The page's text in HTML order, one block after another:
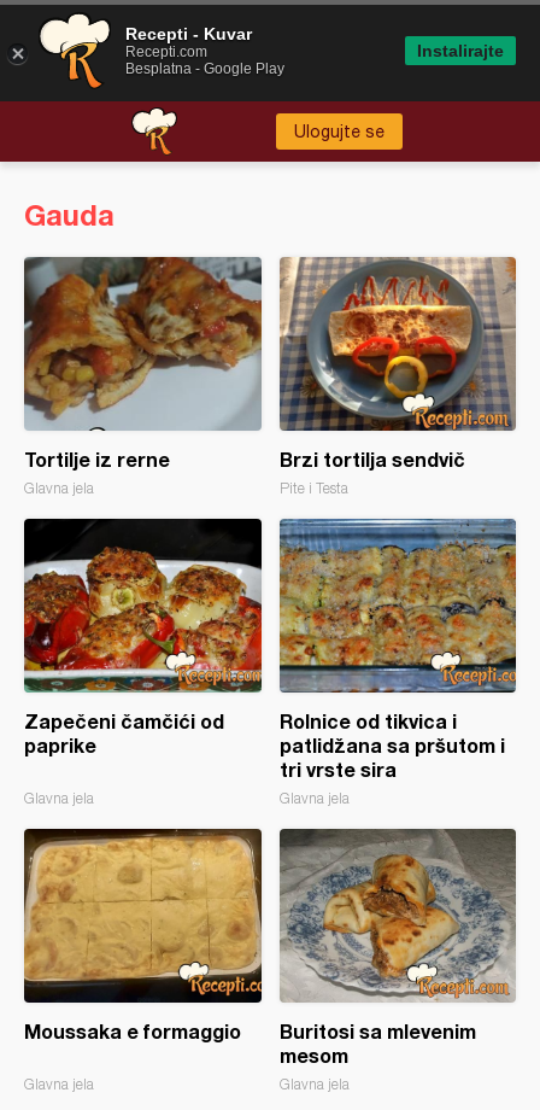
Ulogujte se
Gauda
Tortilje iz rerne
Glavna jela
Brzi tortilja sendvič
Pite i Testa
Zapečeni čamčići od
paprike
Glavna jela
Rolnice od tikvica i
patlidžana sa pršutom i
tri vrste sira
Glavna jela
Moussaka e formaggio
Glavna jela
Buritosi sa mlevenim
mesom
Glavna jela
Recepti - Kuvar
Recepti.com
Besplatna - Google Play
Instalirajte